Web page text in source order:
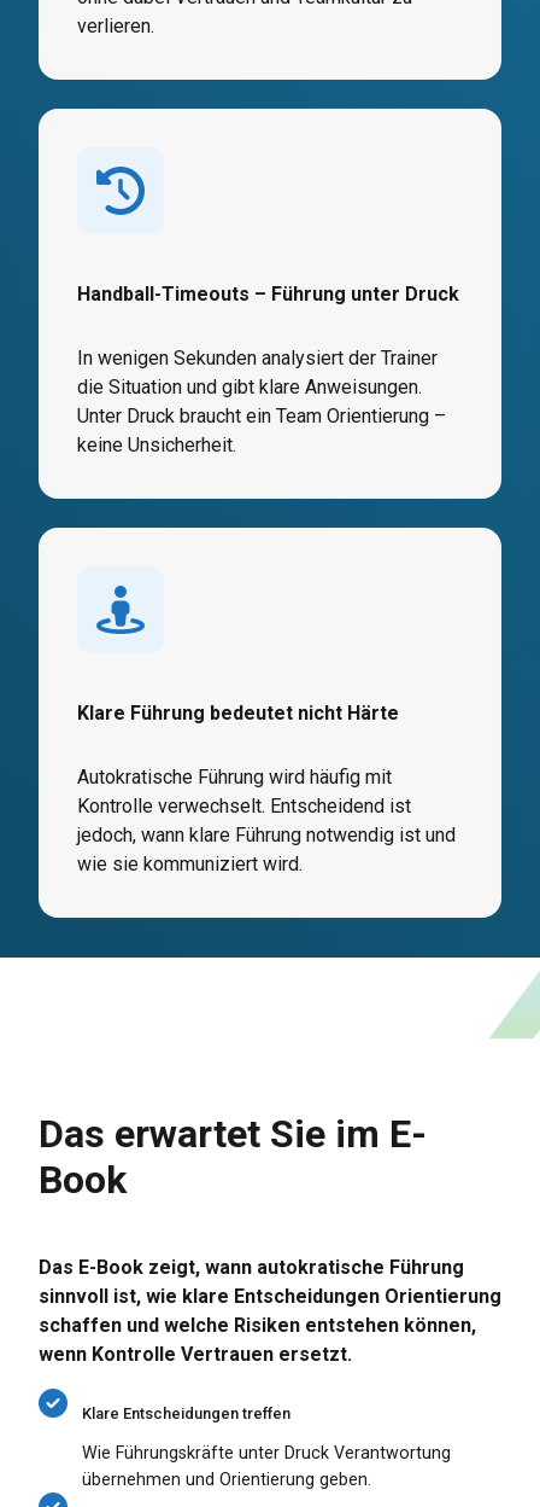
verlieren.
Handball-Timeouts – Führung unter Druck
In wenigen Sekunden analysiert der Trainer
die Situation und gibt klare Anweisungen.
Unter Druck braucht ein Team Orientierung –
keine Unsicherheit.
Klare Führung bedeutet nicht Härte
Autokratische Führung wird häufig mit
Kontrolle verwechselt. Entscheidend ist
jedoch, wann klare Führung notwendig ist und
wie sie kommuniziert wird.
Das erwartet Sie im E-
Book
Das E-Book zeigt, wann autokratische Führung
sinnvoll ist, wie klare Entscheidungen Orientierung
schaffen und welche Risiken entstehen können,
wenn Kontrolle Vertrauen ersetzt.
Klare Entscheidungen treffen
Wie Führungskräfte unter Druck Verantwortung
übernehmen und Orientierung geben.